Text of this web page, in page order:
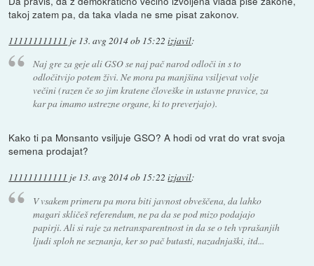
takoj zatem pa, da taka vlada ne sme pisat zakonov.
111111111111 je 13. avg 2014 ob 15:22 izjavil:
Naj gre za geje ali GSO se naj pač narod odloči in s to
odločitvijo potem živi. Ne mora pa manjšina vsiljevat volje
večini (razen če so jim kratene človeške in ustavne pravice, za
kar pa imamo ustrezne organe, ki to preverjajo).
Kako ti pa Monsanto vsiljuje GSO? A hodi od vrat do vrat svoja
semena prodajat?
111111111111 je 13. avg 2014 ob 15:22 izjavil:
V vsakem primeru pa mora biti javnost obveščena, da lahko
magari skličeš referendum, ne pa da se pod mizo podajajo
papirji. Ali si raje za netransparentnost in da se o teh vprašanjih
ljudi sploh ne seznanja, ker so pač butasti, nazadnjaški, itd...